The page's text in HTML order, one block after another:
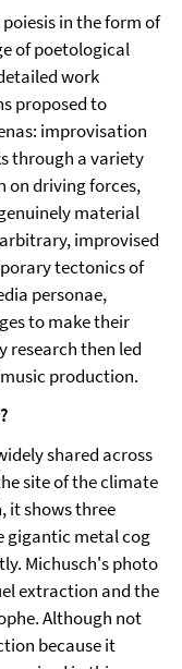
in the form of
of poetological
work
proposed to
improvisation
through a variety
on driving forces,
material
improvised
tectonics of
personae,
to make their
research then led
production.
shared across
site of the climate
it shows three
gigantic metal cog
Michusch's photo
extraction and the
Although not
because it